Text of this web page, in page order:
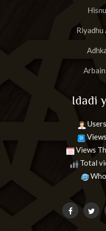
Riyadhu
Idadi
Views
Total